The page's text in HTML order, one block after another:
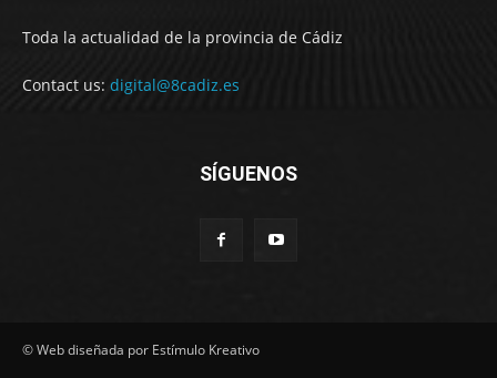
Toda la actualidad de la provincia de Cádiz
Contact us: digital@8cadiz.es
SÍGUENOS
© Web diseñada por Estímulo Kreativo